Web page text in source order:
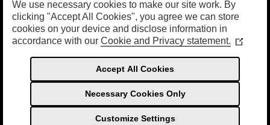
We use necessary cookies to make our site work. By
clicking "Accept All Cookies", you agree we can store
cookies on your device and disclose information in
accordance with our Cookie and Privacy statement. (Opens
in
new
Accept All Cookies
Necessary Cookies Only
Customize Settings
LEGAL
Política de privacidad